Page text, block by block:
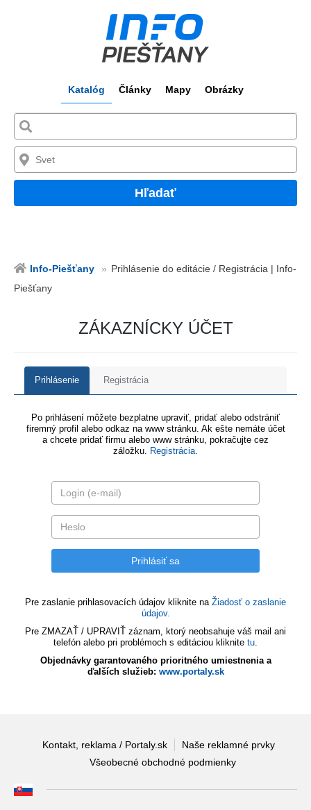
Katalóg Články Mapy Obrázky
Hľadať
Info-Piešťany
Prihlásenie do editácie / Registrácia | Info-
Piešťany
ZÁKAZNÍCKY ÚČET
Prihlásenie Registrácia
Po prihlásení môžete bezplatne upraviť, pridať alebo odstrániť
firemný profil alebo odkaz na www stránku. Ak ešte nemáte účet
a chcete pridať firmu alebo www stránku, pokračujte cez
záložku. Registrácia.
Pre zaslanie prihlasovacích údajov kliknite na Žiadosť o zaslanie
údajov.
Pre ZMAZAŤ / UPRAVIŤ záznam, ktorý neobsahuje váš mail ani
telefón alebo pri problémoch s editáciou kliknite tu.
Objednávky garantovaného prioritného umiestnenia a
ďalších služieb: www.portaly.sk
Kontakt, reklama / Portaly.sk
Naše reklamné prvky
Všeobecné obchodné podmienky